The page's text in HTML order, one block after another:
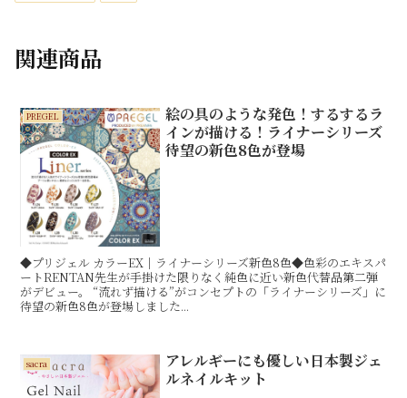
関連商品
PREGEL
絵の具のような発色！するするラ
インが描ける！ライナーシリーズ
待望の新色8色が登場
◆プリジェル カラーEX｜ライナーシリーズ新色8色◆色彩のエキスパ
ートRENTAN先生が手掛けた限りなく純色に近い新色代替品第二弾
がデビュー。 “流れず描ける”がコンセプトの「ライナーシリーズ」に
待望の新色8色が登場しました...
sacra
アレルギーにも優しい日本製ジェ
ルネイルキット